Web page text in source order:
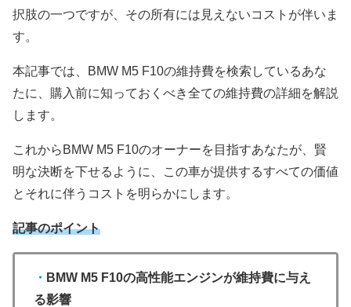
択肢の一つですが、その所有には見えないコストが伴いま
す。
本記事では、BMW M5 F10の維持費を検索しているあな
たに、購入前に知っておくべき全ての維持費の詳細を解説
します。
これからBMW M5 F10のオーナーを目指すあなたが、賢
明な決断を下せるように、この車が提供するすべての価値
とそれに伴うコストを明らかにします。
記事のポイント
・ BMW M5 F10の高性能エンジンが維持費に与え
る影響